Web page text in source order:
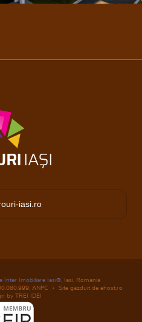
iasi.ro
Inter Imobiliare Iasi® , Iasi, Romania
ANPC
Site gazduit de ehost.ro
by TREI IDEI